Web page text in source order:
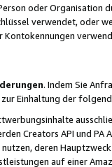
oder Organisation
verwendet, oder
. Indem Sie
Einhaltung der
Creators API und
nutzen, deren
auf einer